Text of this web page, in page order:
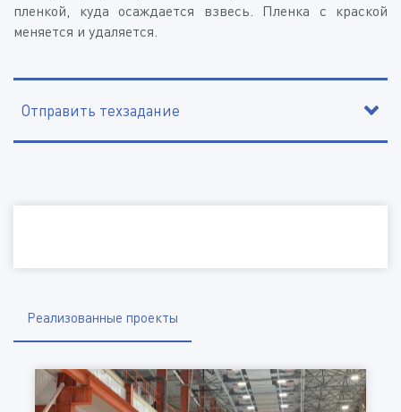
пленкой, куда осаждается взвесь. Пленка с краской
меняется и удаляется.
Отправить техзадание
Город
Отправить файл
Реализованные проекты